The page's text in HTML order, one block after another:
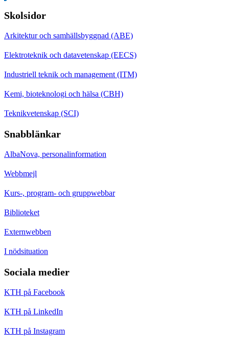
Skolsidor
Arkitektur och samhällsbyggnad (ABE)
Elektroteknik och datavetenskap (EECS)
Industriell teknik och management (ITM)
Kemi, bioteknologi och hälsa (CBH)
Teknikvetenskap (SCI)
Snabblänkar
AlbaNova, personalinformation
Webbmejl
Kurs-, program- och gruppwebbar
Biblioteket
Externwebben
I nödsituation
Sociala medier
KTH på Facebook
KTH på LinkedIn
KTH på Instagram